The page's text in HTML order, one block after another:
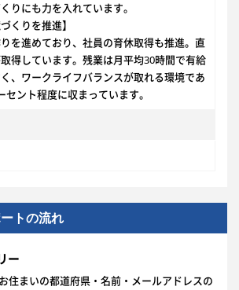
りにも力を入れています。
くりを推進】
を進めており、社員の育休取得も推進。直
得しています。残業は月平均30時間で有給
、ワークライフバランスが取れる環境であ
セント程度に収まっています。
トの流れ
ー
住まいの都道府県・名前・メールアドレスの